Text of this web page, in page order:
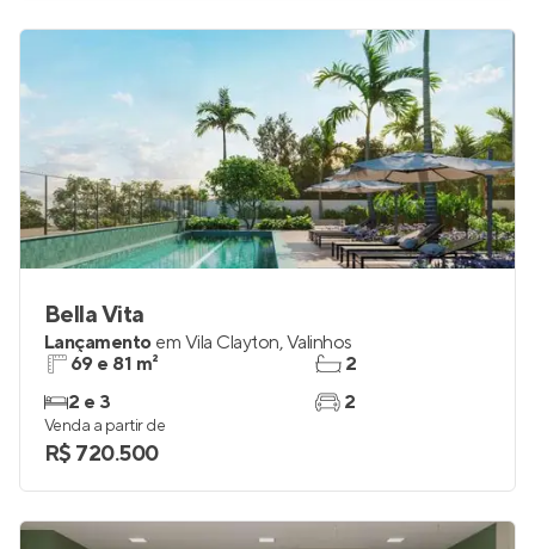
Bella Vita
Lançamento em Vila Clayton,Valinhos
69 e 81 m²
2 e 3
2
2
Venda a partir de
R$ 720.500